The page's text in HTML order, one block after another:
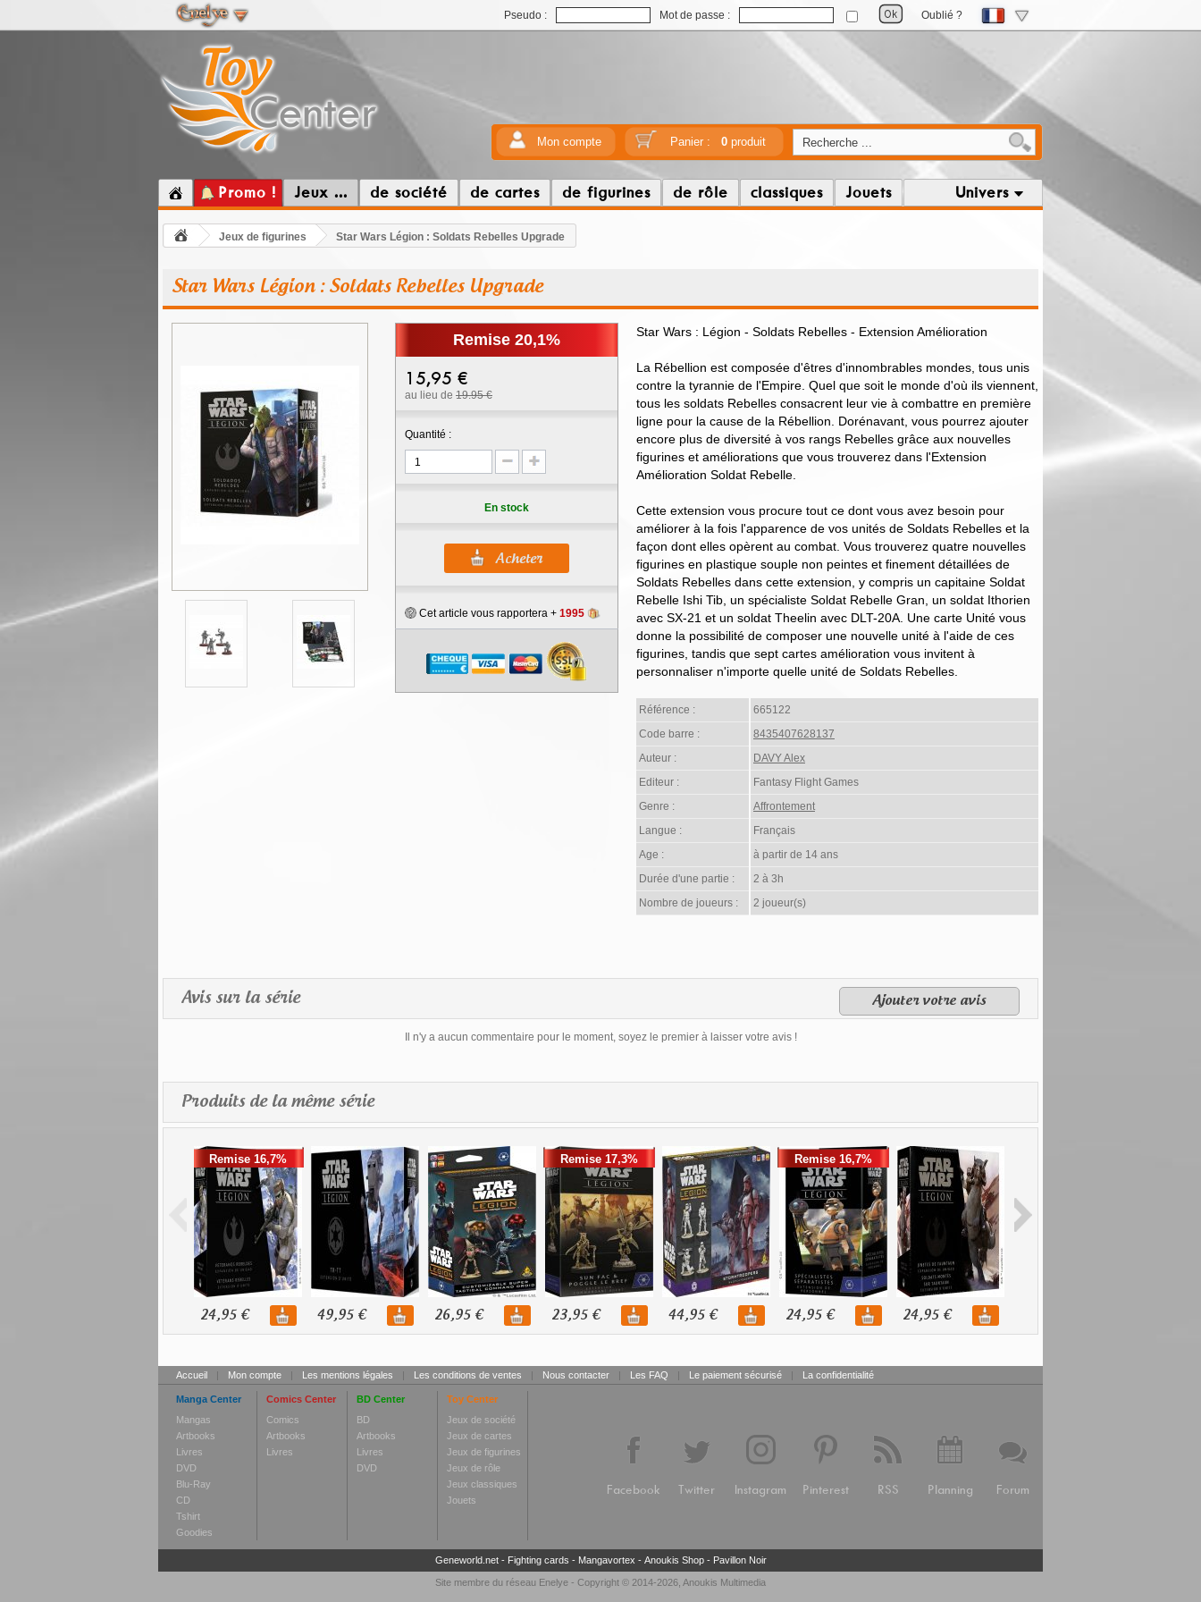
Pseudo : Mot de passe : Oublié ?
Mon compte Panier : 0produit
Promo ! Jeux ... de société de cartes de figurines de rôle classiques Jouets Univers
Jeux de figurines Star Wars Légion : Soldats Rebelles Upgrade
Star Wars Légion : Soldats Rebelles Upgrade
Remise 20,1%
15,95 €
au lieu de 19.95 €
Quantité :
En stock
Cet article vous rapportera + 1995
Star Wars : Légion - Soldats Rebelles - Extension Amélioration
La Rébellion est composée d'êtres d'innombrables mondes, tous unis
contre la tyrannie de l'Empire. Quel que soit le monde d'où ils viennent,
tous les soldats Rebelles consacrent leur vie à combattre en première
ligne pour la cause de la Rébellion. Dorénavant, vous pourrez ajouter
encore plus de diversité à vos rangs Rebelles grâce aux nouvelles
figurines et améliorations que vous trouverez dans l'Extension
Amélioration Soldat Rebelle.
Cette extension vous procure tout ce dont vous avez besoin pour
améliorer à la fois l'apparence de vos unités de Soldats Rebelles et la
façon dont elles opèrent au combat. Vous trouverez quatre nouvelles
figurines en plastique souple non peintes et finement détaillées de
Soldats Rebelles dans cette extension, y compris un capitaine Soldat
Rebelle Ishi Tib, un spécialiste Soldat Rebelle Gran, un soldat Ithorien
avec SX-21 et un soldat Theelin avec DLT-20A. Une carte Unité vous
donne la possibilité de composer une nouvelle unité à l'aide de ces
figurines, tandis que sept cartes amélioration vous invitent à
personnaliser n'importe quelle unité de Soldats Rebelles.
Référence :
665122
Code barre :
8435407628137
Auteur :
DAVY Alex
Editeur :
Fantasy Flight Games
Genre :
Affrontement
Langue :
Français
Age :
à partir de 14 ans
Durée d'une partie :
2 à 3h
Nombre de joueurs :
2 joueur(s)
Avis sur la série Ajouter votre avis
Il n'y a aucun commentaire pour le moment, soyez le premier à laisser votre avis !
Produits de la même série
Remise 16,7%
24,95 € 49,95 € 26,95 €
Remise 17,3%
23,95 € 44,95 €
Remise 16,7%
24,95 € 24,95 €
Accueil | Mon compte | Les mentions légales | Les conditions de ventes | Nous contacter | Les FAQ | Le paiement sécurisé | La confidentialité
Manga Center
Mangas
Artbooks
Livres
DVD
Blu-Ray
CD
Tshirt
Goodies
Comics Center
Comics
Artbooks
Livres
BD Center
BD
Artbooks
Livres
DVD
Toy Center
Jeux de société
Jeux de cartes
Jeux de figurines
Jeux de rôle
Jeux classiques
Jouets
Facebook Twitter Instagram Pinterest RSS Planning Forum
Geneworld.net- Fighting cards - Mangavortex - Anoukis Shop- Pavillon Noir
Site membre du réseau Enelye - Copyright © 2014-2026, Anoukis Multimedia